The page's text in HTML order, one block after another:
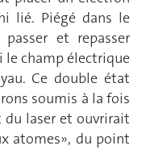
lié. Piégé dans le
et repasser
le champ électrique
Ce double état
soumis à la fois
du laser et ouvrirait
atomes», du point